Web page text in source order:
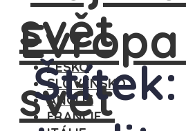
ČESKO
SLOVENSKO
ANGLIE
FRANCIE
Štítek: